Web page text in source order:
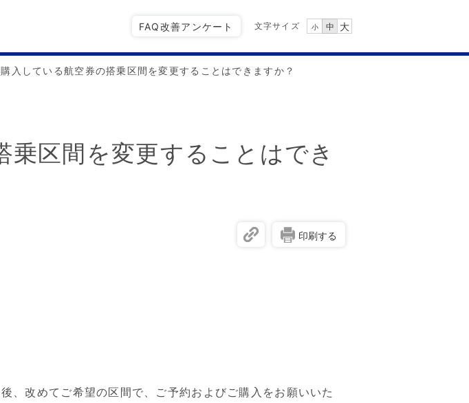
FAQ改善アンケート 文字サイズ 小 中 大
入している航空券の搭乗区間を変更することはできますか？
区間を変更することはでき
印刷する
、改めてご希望の区間で、ご予約およびご購入をお願いいた